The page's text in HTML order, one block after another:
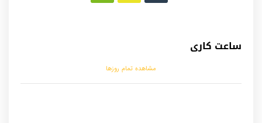
ساعت کاری
مشاهده تمام روزها